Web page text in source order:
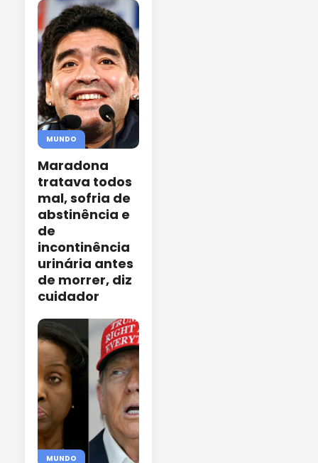
MUNDO
Maradona
tratava todos
mal, sofria de
abstinência e
de
incontinência
urinária antes
de morrer, diz
cuidador
MUNDO